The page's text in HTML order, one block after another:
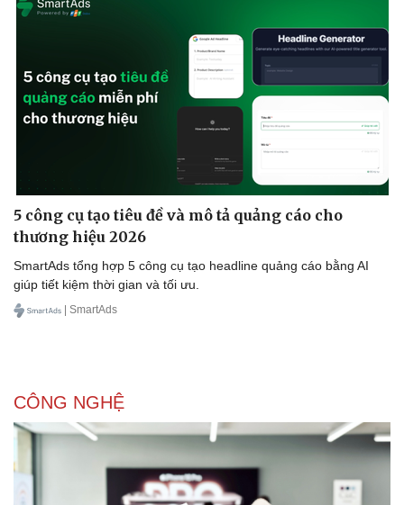
5 công cụ tạo tiêu đề và mô tả quảng cáo cho
thương hiệu 2026
SmartAds tổng hợp 5 công cụ tạo headline quảng cáo bằng AI
giúp tiết kiệm thời gian và tối ưu.
| SmartAds
CÔNG NGHỆ